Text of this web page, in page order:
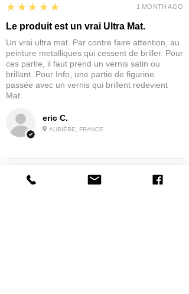
eric C.
AUBIÈRE, FRANCE
5
★★★★★
Le produit est un vrai Ultra Mat.
Un vrai ultra mat. Par contre faire attention, au
peinture metalliques qui cessent de briller. Pour
ces partie, il faut prend un vernis satin ou
brillant. Pour Info, une partie de figurine
passée avec un vernis qui brillent redevient
Mat.
1 MONTH AGO
★★★★★ 1 MONTH AGO